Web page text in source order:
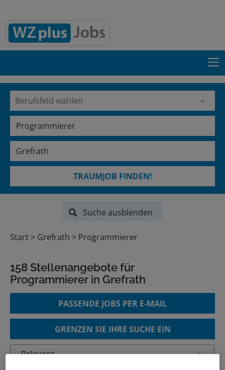
TRAUMJOB FINDEN!
Suche ausblenden
Start Grefrath Programmierer
158 Stellenangebote für
Programmierer in Grefrath
PASSENDE JOBS PER E-MAIL
GRENZEN SIE IHRE SUCHE EIN